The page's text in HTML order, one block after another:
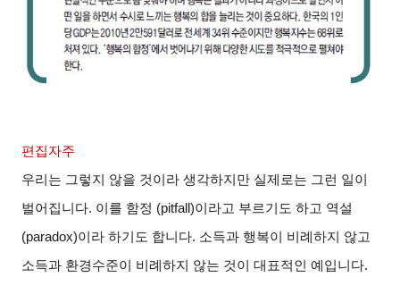
편집자주
우리는 그렇지 않을 것이라 생각하지만 실제로는 그런 일이
벌어집니다. 이를 함정 (pitfall)이라고 부르기도 하고 역설
(paradox)이라 하기도 합니다. 소득과 행복이 비례하지 않고
소득과 환경수준이 비례하지 않는 것이 대표적인 예입니다.